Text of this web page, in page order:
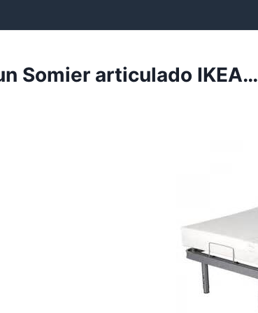
Somier articulado IKEA…